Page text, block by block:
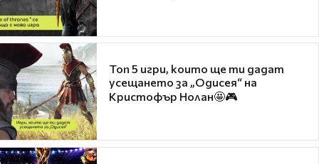
Топ 5 игри, които ще ти дадат
усещането за „Одисея“ на
Кристофър Нолан🤩🎮